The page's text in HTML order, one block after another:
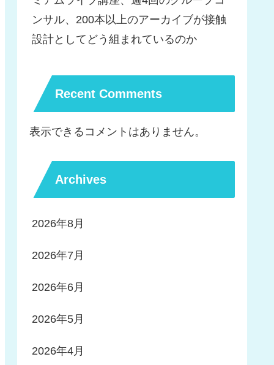
ンサル、200本以上のアーカイブが接触
設計としてどう組まれているのか
Recent Comments
表示できるコメントはありません。
Archives
2026年8月
2026年7月
2026年6月
2026年5月
2026年4月